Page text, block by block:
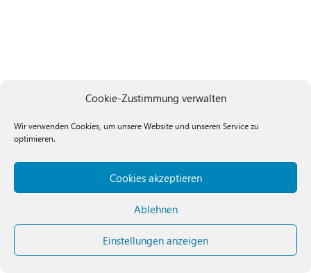
Cookie-Zustimmung verwalten
Wir verwenden Cookies, um unsere Website und unseren Service zu
optimieren.
Cookies akzeptieren
Ablehnen
Einstellungen anzeigen